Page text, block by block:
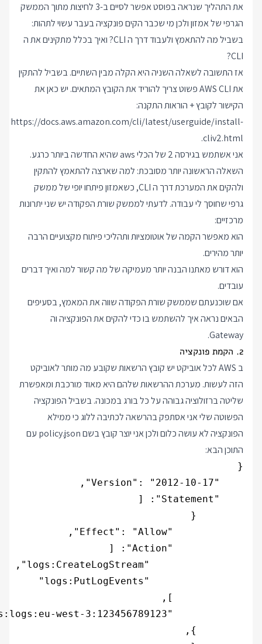
את התהליך שנראה בפוסט אפשר לסיים ב-3 לחיצות מתוך הממשק
הגרפי של אמזון ולכן מי שכבר הקים פונקציה בעבר עשוי לתהות:
בשביל מה להתאמץ ולעבוד דרך ה CLI? ואיך בכלל מתקינים את ה
CLI?
אז התשובה לשאלה השניה היא הקלה מבין השתיים. בשביל להתקין
את AWS CLI פשוט צריך להוריד את הקובץ המתאים. יש כאן את
הקישור לקובץ + הוראות התקנה:
https://docs.aws.amazon.com/cli/latest/userguide/install-
cliv2.html
.
אני אשתמש בגירסה 2 של הכלי aws שהיא החדשה ביותר כרגע.
השאלה הראשונה יותר מסובכת: למה שארצה להתאמץ להתקין
ולהקים את המערכת דרך ה CLI, כשאמזון פיתחו יופי של ממשק
גרפי שחוסך לי עבודה. לדעתי לממשק שורת הפקודה יש שני יתרונות
מרכזיים:
הוא מאפשר הקמה של אוטומציות ותהליכי פיתוח מקצועיים הרבה
יותר מהירים.
הוא דורש מאתנו הבנה יותר מעמיקה של מה קשור למה ואיך דברים
עובדים.
אם שוכנעתם שממשק שורת הפקודה שווה את המאמץ, בסעיפים
הבאים נראה איך להשתמש בו כדי להקים את הפונקציה וה
Gateway.
2. הקמת פונקציה
ב AWS לכל אוביקט יש קובץ הרשאות שקובע מה מותר לאוביקט
הזה לעשות. מערכת ההרשאות שלהם היא מאוד מורכבת ומאפשרת
שליטה ברזולוציה גבוהה על כל בורג במכונה. בשביל הפונקציה
הפשוטה שלי אני אסתפק בהרשאה לכתיבה ללוג כי ממילא
הפונקציה לא עושה כלום ולכן אני יוצר קובץ בשם policy.json עם
התוכן הבא: